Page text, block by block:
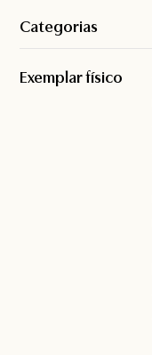
Categorias
Exemplar físico